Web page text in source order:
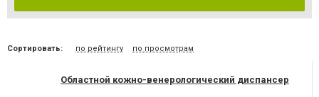
Сортировать: по рейтингу по просмотрам
Областной кожно-венерологический диспансер